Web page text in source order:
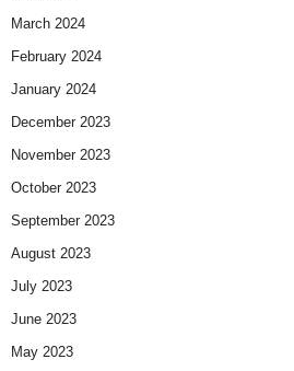
March 2024
February 2024
January 2024
December 2023
November 2023
October 2023
September 2023
August 2023
July 2023
June 2023
May 2023